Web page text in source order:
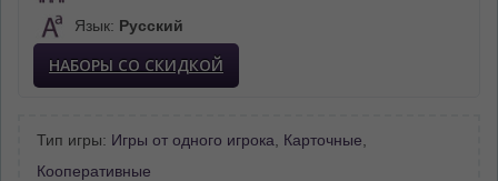
Язык: Русский
НАБОРЫ СО СКИДКОЙ
Тип игры: Игры от одного игрока Карточные
Кооперативные